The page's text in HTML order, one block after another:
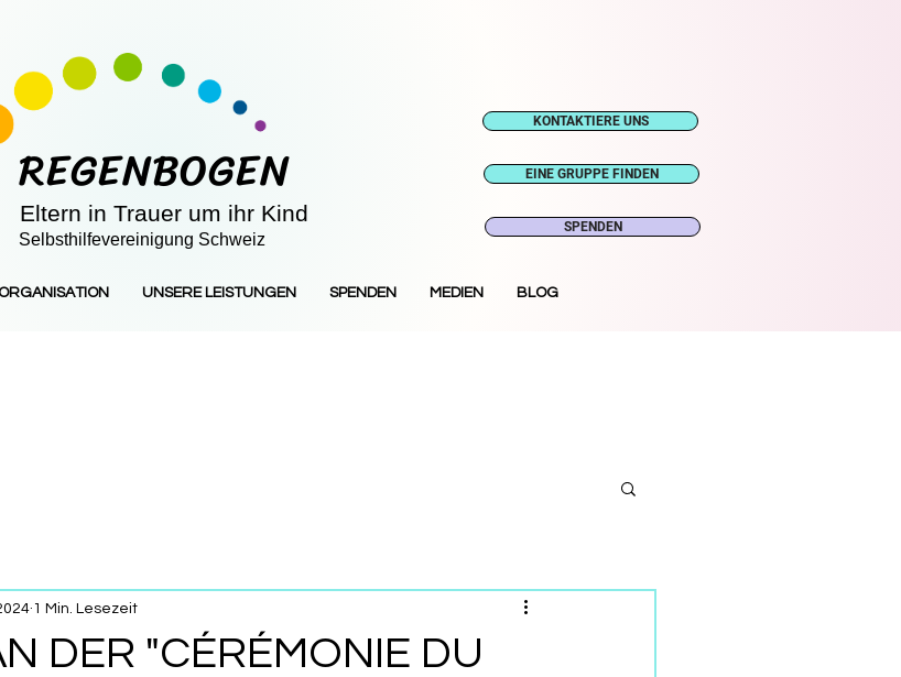
REGENBOGEN
Eltern in Trauer um ihr Kind
Selbsthilfevereinigung Schweiz
KONTAKTIERE UNS
EINE GRUPPE FINDEN
SPENDEN
ORGANISATION UNSERE LEISTUNGEN SPENDEN MEDIEN BLOG
DER "CÉRÉMONIE DU
1 Min. Lesezeit